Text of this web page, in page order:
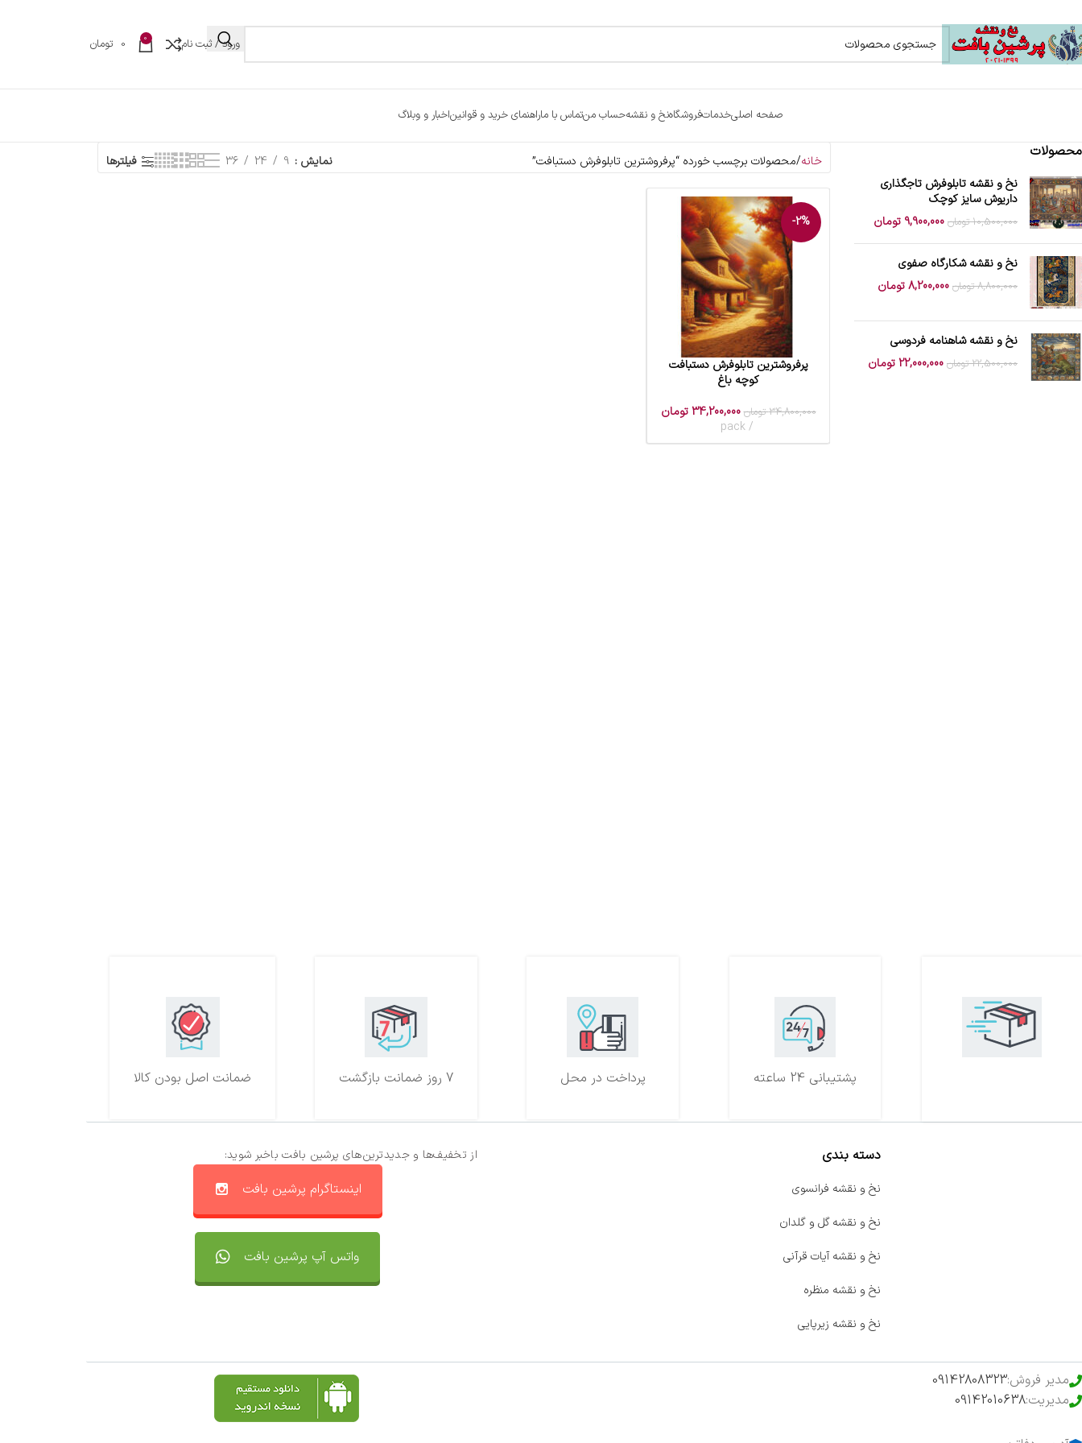
ورود / ثبت نام 0
0 تومان
صفحه اصلیخدماتفروشگاهنخ و نقشهحساب منتماس با ماراهنمای خرید و قوانیناخبار و وبلاگ
محصولات
نخ و نقشه تابلوفرش تاجگذاری
داریوش سایز کوچک
10,500,000 تومان 9,900,000 تومان
نخ و نقشه شکارگاه صفوی
8,800,000 تومان 8,200,000تومان
نخ و نقشه شاهنامه فردوسی
22,500,000 تومان 22,000,000تومان
خانه محصولات برچسب خورده “پرفروشترین تابلوفرش دستبافت” نمایش 9
24
36 فیلترها
-2%
افزودن به سبد خرید
پرفروشترین تابلوفرش دستبافت
کوچه باغ
34,800,000 تومان 34,200,000 تومان
pack
ضمانت اصل بودن کالا 7 روز ضمانت بازگشت پرداخت در محل پشتیبانی 24 ساعته
از تخفیف‌ها و جدیدترین‌های پرشین بافت باخبر شوید:
اینستاگرام پرشین بافت
واتس آپ پرشین بافت
دسته بندی
نخ و نقشه فرانسوی
نخ و نقشه گل و گلدان
نخ و نقشه آیات قرآنی
نخ و نقشه منظره
نخ و نقشه زیرپایی
مدیر فروش:09142808323
مدیریت:09142010638